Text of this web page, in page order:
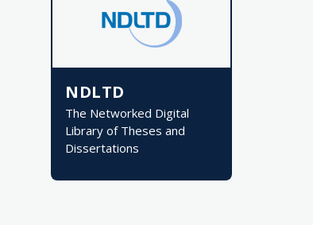
NDLTD
The Networked Digital
Library of Theses and
Dissertations